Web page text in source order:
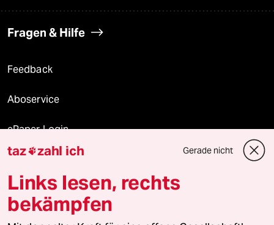
Fragen & Hilfe
Feedback
Aboservice
ePaper Login
Downloads für Abonnierende
© 2026 taz Verlags und Vertriebs GmbH
taz zahl ich Gerade nicht
Links lesen, rechts
bekämpfen